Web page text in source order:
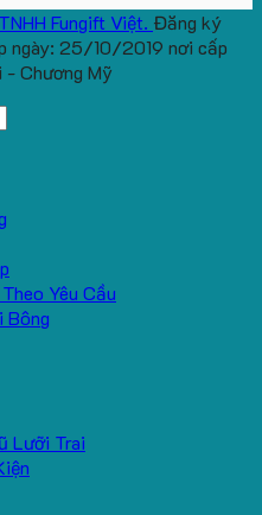
Fungift Việt. Đăng ký
ngày: 25/10/2019 nơi cấp
- Chương Mỹ
Yêu Cầu
Bông
Lưỡi Trai